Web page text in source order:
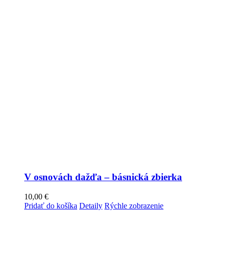
V osnovách dažďa – básnická zbierka
10,00 €
Pridať do košíka Detaily Rýchle zobrazenie